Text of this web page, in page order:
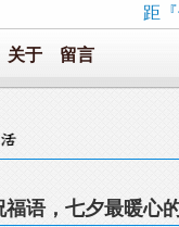
距
关于 留言
语，七夕最暖心